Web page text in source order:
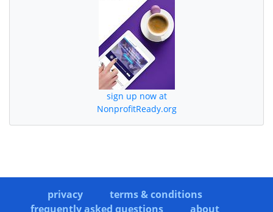
sign up now at
NonprofitReady.org
privacy
terms & conditions
frequently asked questions
about